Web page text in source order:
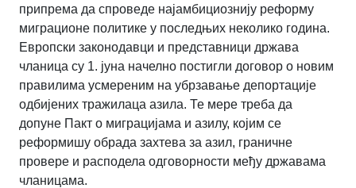
припрема да спроведе најамбициознију реформу
миграционе политике у последњих неколико година.
Европски законодавци и представници држава
чланица су 1. јуна начелно постигли договор о новим
правилима усмереним на убрзавање депортације
одбијених тражилаца азила. Те мере треба да
допуне Пакт о миграцијама и азилу, којим се
реформишу обрада захтева за азил, граничне
провере и расподела одговорности међу државама
чланицама.